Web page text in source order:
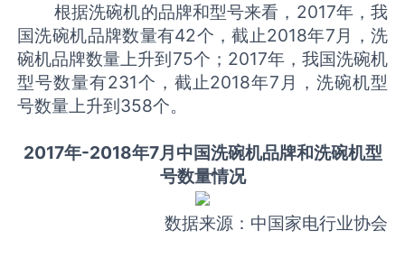
根据洗碗机的品牌和型号来看，2017年，我
国洗碗机品牌数量有42个，截止2018年7月，洗
碗机品牌数量上升到75个；2017年，我国洗碗机
型号数量有231个，截止2018年7月，洗碗机型
号数量上升到358个。
2017年-2018年7月中国洗碗机品牌和洗碗机型
号数量情况
数据来源：中国家电行业协会